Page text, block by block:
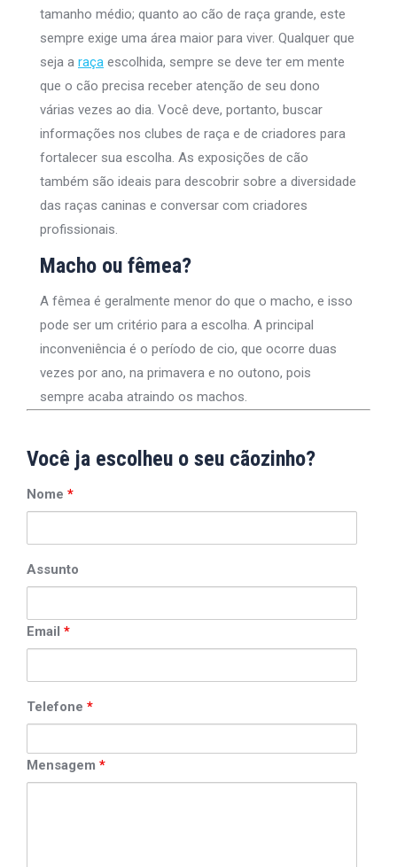
tamanho médio; quanto ao cão de raça grande, este
sempre exige uma área maior para viver. Qualquer que
seja a raça escolhida, sempre se deve ter em mente
que o cão precisa receber atenção de seu dono
várias vezes ao dia. Você deve, portanto, buscar
informações nos clubes de raça e de criadores para
fortalecer sua escolha. As exposições de cão
também são ideais para descobrir sobre a diversidade
das raças caninas e conversar com criadores
profissionais.
Macho ou fêmea?
A fêmea é geralmente menor do que o macho, e isso
pode ser um critério para a escolha. A principal
inconveniência é o período de cio, que ocorre duas
vezes por ano, na primavera e no outono, pois
sempre acaba atraindo os machos.
Você ja escolheu o seu cãozinho?
Nome *
Assunto
Email *
Telefone *
Mensagem *